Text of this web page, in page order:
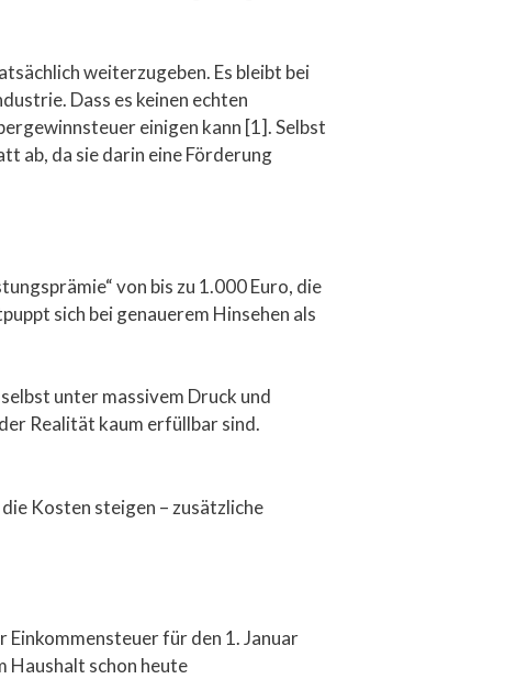
weiterzugeben. Es bleibt bei
Dass es keinen echten
einigen kann [1]. Selbst
ab, da sie darin eine Förderung
von bis zu 1.000 Euro, die
sich bei genauerem Hinsehen als
unter massivem Druck und
Realität kaum erfüllbar sind.
Kosten steigen – zusätzliche
für den 1. Januar
Haushalt schon heute